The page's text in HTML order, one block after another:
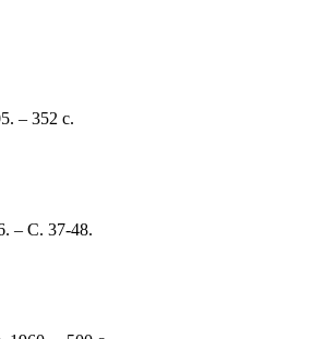
‒ 352 с.
‒ С. 37-48.